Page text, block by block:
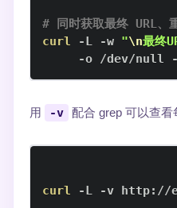
# 同时获取最终 URL、
curl -L -w "\n最终
-o /dev/null
用 -v 配合 grep 可以查看
curl -L -v http://